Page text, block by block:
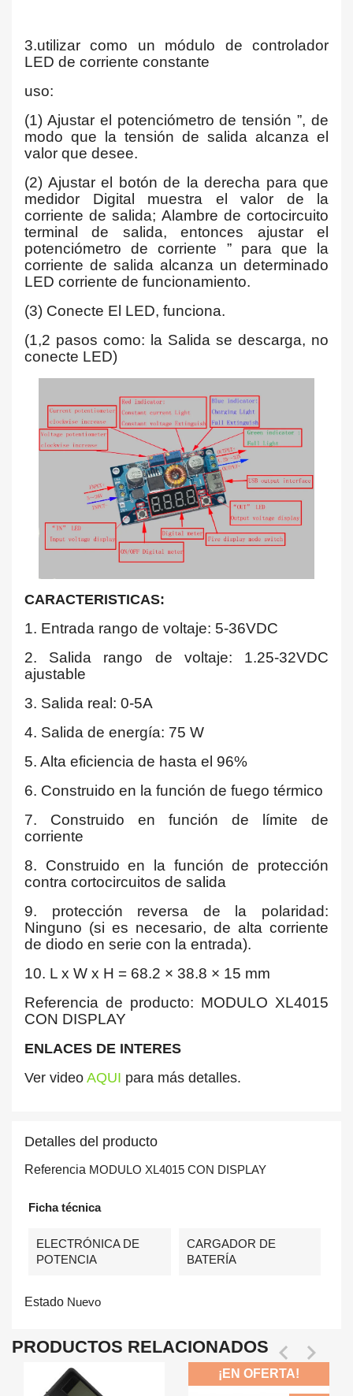
3.utilizar como un módulo de controlador
LED de corriente constante
uso:
(1) Ajustar el potenciómetro de tensión ”, de
modo que la tensión de salida alcanza el
valor que desee.
(2) Ajustar el botón de la derecha para que
medidor Digital muestra el valor de la
corriente de salida; Alambre de cortocircuito
terminal de salida, entonces ajustar el
potenciómetro de corriente ” para que la
corriente de salida alcanza un determinado
LED corriente de funcionamiento.
(3) Conecte El LED, funciona.
(1,2 pasos como: la Salida se descarga, no
conecte LED)
CARACTERISTICAS:
1. Entrada rango de voltaje: 5-36VDC
2. Salida rango de voltaje: 1.25-32VDC
ajustable
3. Salida real: 0-5A
4. Salida de energía: 75 W
5. Alta eficiencia de hasta el 96%
6. Construido en la función de fuego térmico
7. Construido en función de límite de
corriente
8. Construido en la función de protección
contra cortocircuitos de salida
9. protección reversa de la polaridad:
Ninguno (si es necesario, de alta corriente
de diodo en serie con la entrada).
10. L x W x H = 68.2 × 38.8 × 15 mm
Referencia de producto: MODULO XL4015
CON DISPLAY
ENLACES DE INTERES
Ver video AQUI para más detalles.
Detalles del producto
Referencia MODULO XL4015 CON DISPLAY
Ficha técnica
ELECTRÓNICA DE
POTENCIA
CARGADOR DE
BATERÍA
Estado Nuevo
PRODUCTOS RELACIONADOS  
¡EN OFERTA!